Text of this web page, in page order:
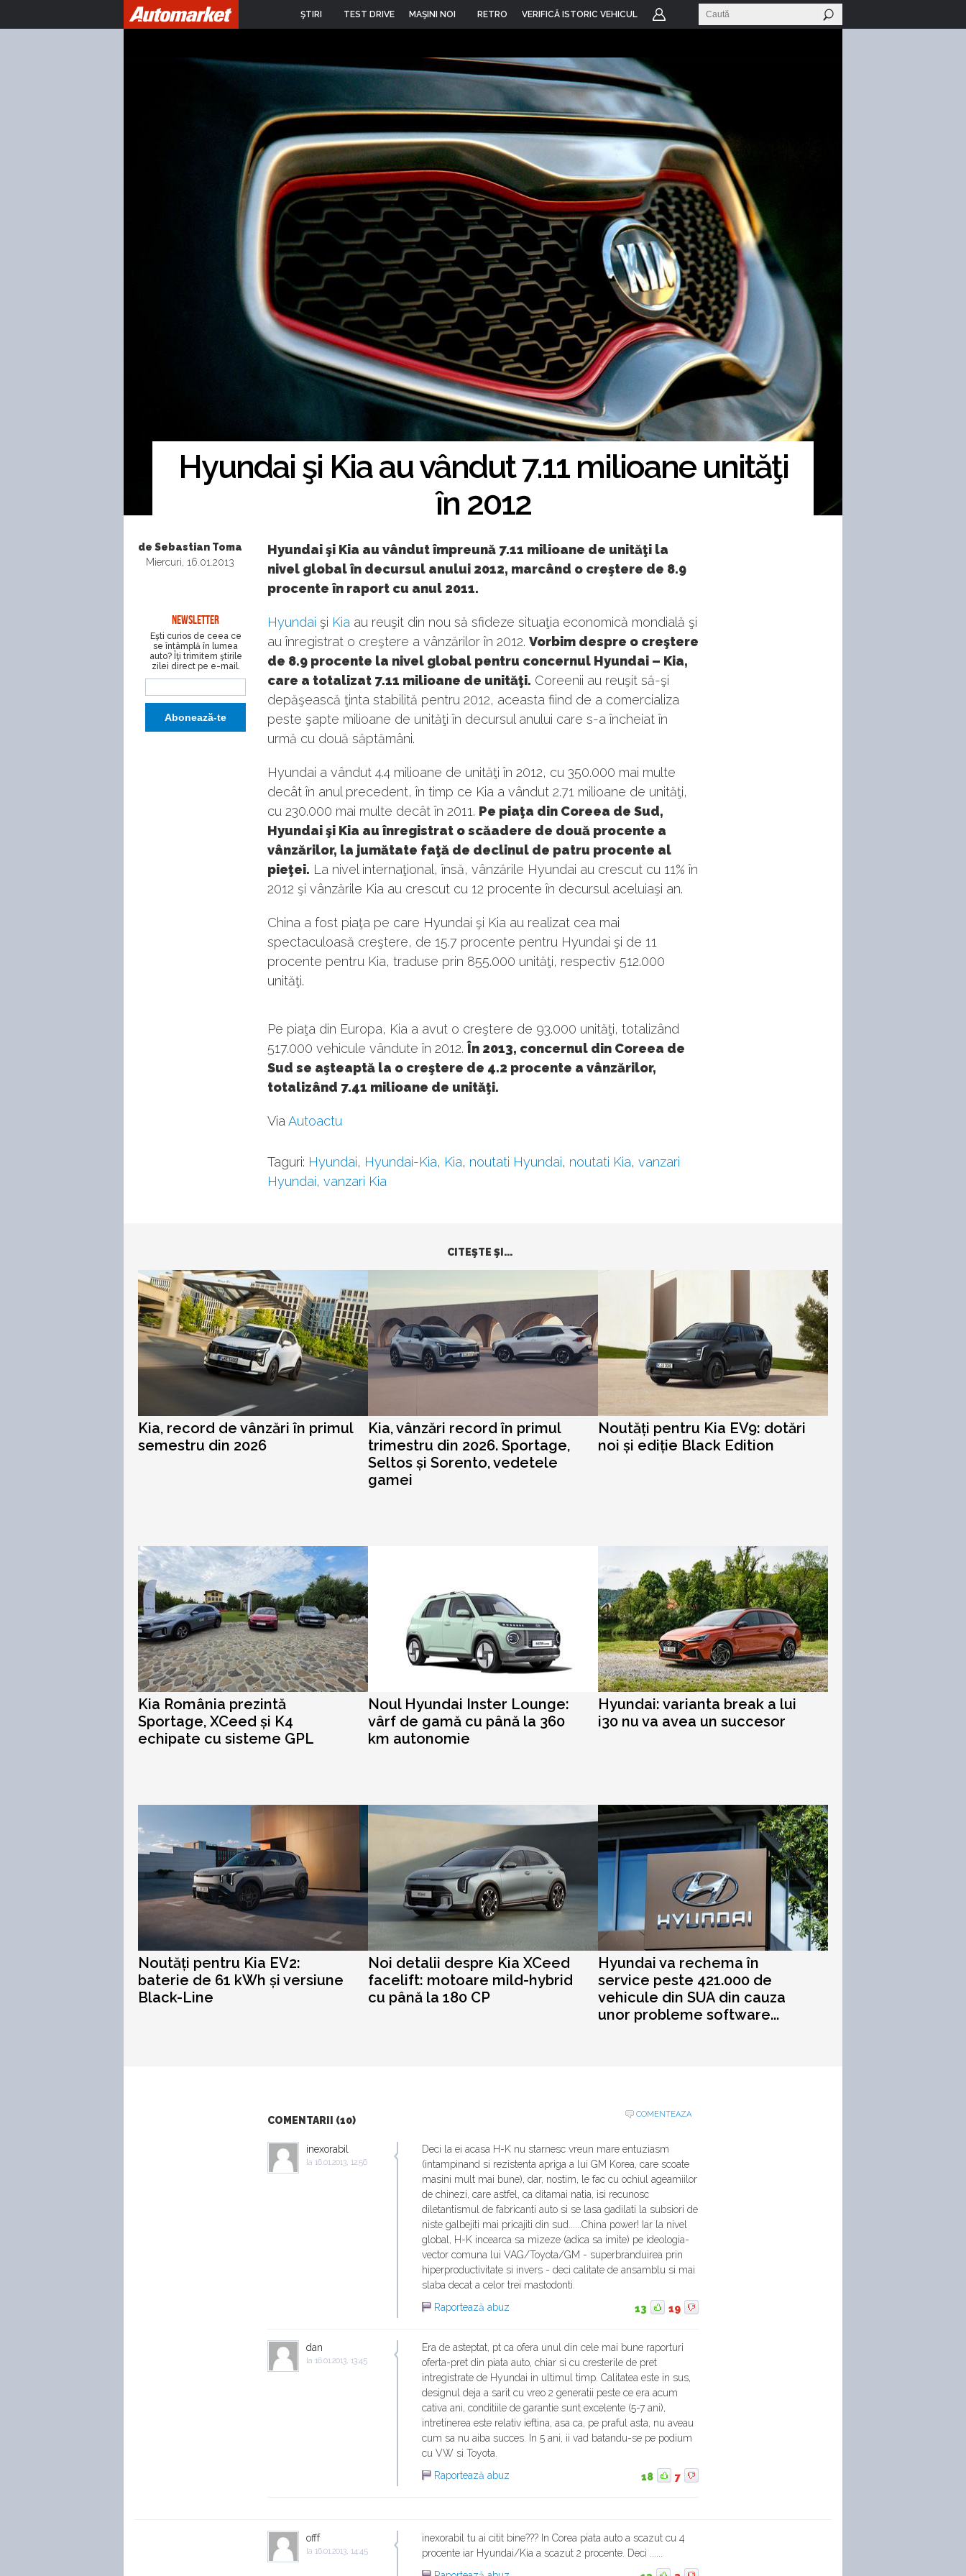
ŞTIRI TEST DRIVE MAŞINI NOI RETRO VERIFICĂ ISTORIC VEHICUL
Hyundai şi Kia au vândut 7.11 milioane unităţi
în 2012
de Sebastian Toma
Miercuri, 16.01.2013
NEWSLETTER
Eşti curios de ceea ce
se întâmplă în lumea
auto? Îţi trimitem ştirile
zilei direct pe e-mail.
Hyundai şi Kia au vândut împreună 7.11 milioane de unităţi la
nivel global în decursul anului 2012, marcând o creştere de 8.9
procente în raport cu anul 2011.
Hyundai şi Kia au reuşit din nou să sfideze situaţia economică mondială şi
au înregistrat o creştere a vânzărilor în 2012. Vorbim despre o creştere
de 8.9 procente la nivel global pentru concernul Hyundai – Kia,
care a totalizat 7.11 milioane de unităţi. Coreenii au reuşit să-şi
depăşească ţinta stabilită pentru 2012, aceasta fiind de a comercializa
peste şapte milioane de unităţi în decursul anului care s-a încheiat în
urmă cu două săptămâni.
Hyundai a vândut 4.4 milioane de unităţi în 2012, cu 350.000 mai multe
decât în anul precedent, în timp ce Kia a vândut 2.71 milioane de unităţi,
cu 230.000 mai multe decât în 2011. Pe piaţa din Coreea de Sud,
Hyundai şi Kia au înregistrat o scăadere de două procente a
vânzărilor, la jumătate faţă de declinul de patru procente al
pieţei. La nivel internaţional, însă, vânzările Hyundai au crescut cu 11% în
2012 şi vânzările Kia au crescut cu 12 procente în decursul aceluiaşi an.
China a fost piaţa pe care Hyundai şi Kia au realizat cea mai
spectaculoasă creştere, de 15.7 procente pentru Hyundai şi de 11
procente pentru Kia, traduse prin 855.000 unităţi, respectiv 512.000
unităţi.
Pe piaţa din Europa, Kia a avut o creştere de 93.000 unităţi, totalizând
517.000 vehicule vândute în 2012. În 2013, concernul din Coreea de
Sud se aşteaptă la o creştere de 4.2 procente a vânzărilor,
totalizând 7.41 milioane de unităţi.
Via Autoactu
Taguri: Hyundai, Hyundai-Kia, Kia, noutati Hyundai, noutati Kia, vanzari
Hyundai, vanzari Kia
CITEŞTE ŞI...
Kia, record de vânzări în primul
semestru din 2026
Kia, vânzări record în primul
trimestru din 2026. Sportage,
Seltos și Sorento, vedetele
gamei
Noutăți pentru Kia EV9: dotări
noi și ediție Black Edition
Kia România prezintă
Sportage, XCeed și K4
echipate cu sisteme GPL
Noul Hyundai Inster Lounge:
vârf de gamă cu până la 360
km autonomie
Hyundai: varianta break a lui
i30 nu va avea un succesor
Noutăți pentru Kia EV2:
baterie de 61 kWh și versiune
Black-Line
Noi detalii despre Kia XCeed
facelift: motoare mild-hybrid
cu până la 180 CP
Hyundai va rechema în
service peste 421.000 de
vehicule din SUA din cauza
unor probleme software...
COMENTARII (10)
COMENTEAZA
inexorabil
la 16.01.2013, 12:56
Deci la ei acasa H-K nu starnesc vreun mare entuziasm
(intampinand si rezistenta apriga a lui GM Korea, care scoate
masini mult mai bune), dar, nostim, le fac cu ochiul ageamiilor
de chinezi, care astfel, ca ditamai natia, isi recunosc
diletantismul de fabricanti auto si se lasa gadilati la subsiori de
niste galbejiti mai pricajiti din sud......China power! Iar la nivel
global, H-K incearca sa mizeze (adica sa imite) pe ideologia-
vector comuna lui VAG/Toyota/GM - superbranduirea prin
hiperproductivitate si invers - deci calitate de ansamblu si mai
slaba decat a celor trei mastodonti.
Raportează abuz
13 19
dan
la 16.01.2013, 13:45
Era de asteptat, pt ca ofera unul din cele mai bune raporturi
oferta-pret din piata auto, chiar si cu cresterile de pret
intregistrate de Hyundai in ultimul timp. Calitatea este in sus,
designul deja a sarit cu vreo 2 generatii peste ce era acum
cativa ani, conditiile de garantie sunt excelente (5-7 ani),
intretinerea este relativ ieftina, asa ca, pe praful asta, nu aveau
cum sa nu aiba succes. In 5 ani, ii vad batandu-se pe podium
cu VW si Toyota.
Raportează abuz
18 7
offf
la 16.01.2013, 14:45
inexorabil tu ai citit bine??? In Corea piata auto a scazut cu 4
procente iar Hyundai/Kia a scazut 2 procente. Deci ......